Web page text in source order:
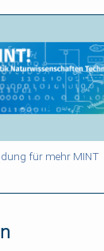
für mehr MINT